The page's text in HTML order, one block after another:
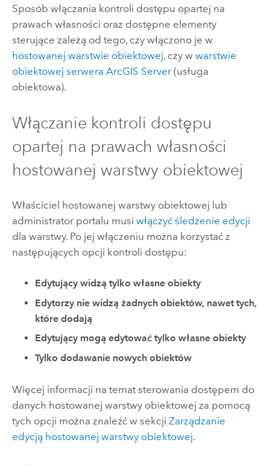
Sposób włączania kontroli dostępu opartej na
prawach własności oraz dostępne elementy
sterujące zależą od tego, czy włączono je w
hostowanej warstwie obiektowej, czy w warstwie
obiektowej serwera ArcGIS Server(usługa
obiektowa).
Włączanie kontroli dostępu
opartej na prawach własności
hostowanej warstwy obiektowej
Właściciel hostowanej warstwy obiektowej lub
administrator portalu musi włączyć śledzenie edycji
dla warstwy. Po jej włączeniu można korzystać z
następujących opcji kontroli dostępu:
Edytujący widzą tylko własne obiekty
Edytorzy nie widzą żadnych obiektów, nawet tych,
które dodają
Edytujący mogą edytować tylko własne obiekty
Tylko dodawanie nowych obiektów
Więcej informacji na temat sterowania dostępem do
danych hostowanej warstwy obiektowej za pomocą
tych opcji można znaleźć w sekcji Zarządzanie
edycją hostowanej warstwy obiektowej.